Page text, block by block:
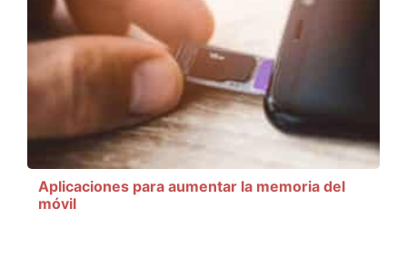
Aplicaciones para aumentar la memoria del
móvil